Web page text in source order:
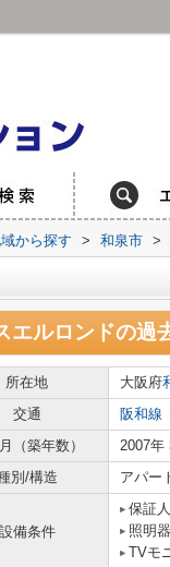
から探す > 和泉市 >
エルロンドの過
所在地 大阪府
交通
阪和線
（築年数）
2007年
別/構造
アパー
設備条件
保証
照明
TVモ